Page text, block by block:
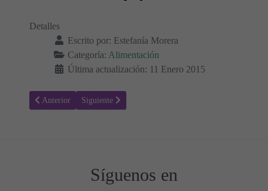
Detalles
Escrito por: Estefanía Morera
Categoría: Alimentación
Última actualización: 11 Enero 2015
Artículo anterior: Colorear Alimentos 47 - Frutas
Anterior Artículo siguiente: Colorear Alimentos 45 - Frutas
Siguiente
Síguenos en